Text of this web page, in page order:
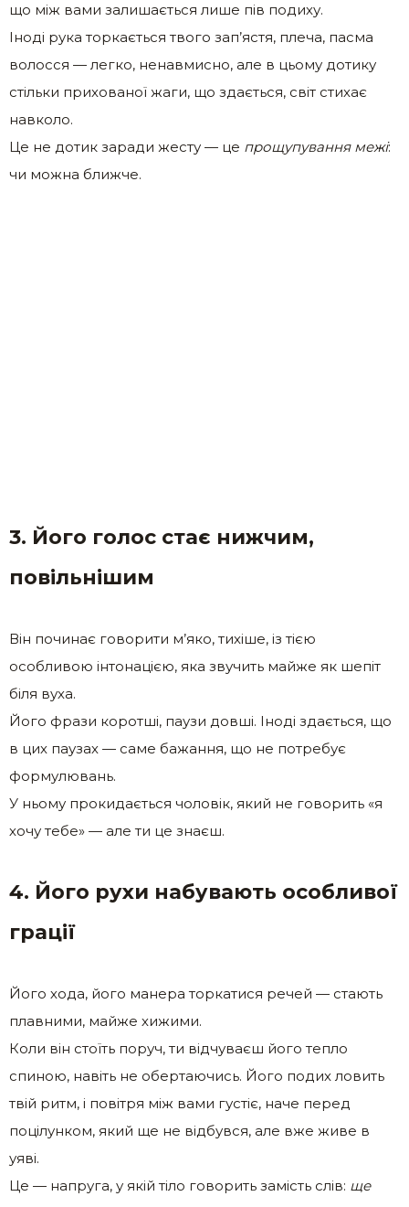
що між вами залишається лише пів подиху.
Іноді рука торкається твого зап’ястя, плеча, пасма
волосся — легко, ненавмисно, але в цьому дотику
стільки прихованої жаги, що здається, світ стихає
навколо.
Це не дотик заради жесту — це прощупування межі:
чи можна ближче.
3. Його голос стає нижчим,
повільнішим
Він починає говорити м’яко, тихіше, із тією
особливою інтонацією, яка звучить майже як шепіт
біля вуха.
Його фрази коротші, паузи довші. Іноді здається, що
в цих паузах — саме бажання, що не потребує
формулювань.
У ньому прокидається чоловік, який не говорить «я
хочу тебе» — але ти це знаєш.
4. Його рухи набувають особливої
грації
Його хода, його манера торкатися речей — стають
плавними, майже хижими.
Коли він стоїть поруч, ти відчуваєш його тепло
спиною, навіть не обертаючись. Його подих ловить
твій ритм, і повітря між вами густіє, наче перед
поцілунком, який ще не відбувся, але вже живе в
уяві.
Це — напруга, у якій тіло говорить замість слів: ще